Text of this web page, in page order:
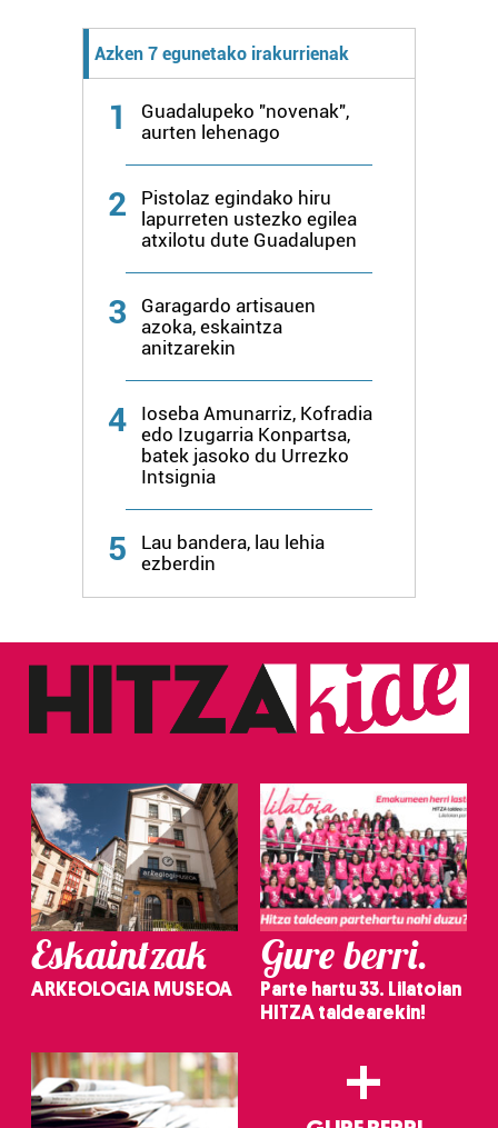
Azken 7 egunetako irakurrienak
1
Guadalupeko "novenak",
aurten lehenago
2
Pistolaz egindako hiru
lapurreten ustezko egilea
atxilotu dute Guadalupen
3
Garagardo artisauen
azoka, eskaintza
anitzarekin
4
Ioseba Amunarriz, Kofradia
edo Izugarria Konpartsa,
batek jasoko du Urrezko
Intsignia
5
Lau bandera, lau lehia
ezberdin
Eskaintzak
ARKEOLOGIA MUSEOA
Gure berri.
Parte hartu 33. Lilatoian
HITZA taldearekin!
+